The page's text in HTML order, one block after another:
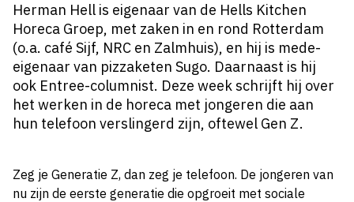
Herman Hell is eigenaar van de Hells Kitchen
Horeca Groep, met zaken in en rond Rotterdam
(o.a. café Sijf, NRC en Zalmhuis), en hij is mede-
eigenaar van pizzaketen Sugo. Daarnaast is hij
ook Entree-columnist. Deze week schrijft hij over
het werken in de horeca met jongeren die aan
hun telefoon verslingerd zijn, oftewel Gen Z.
Zeg je Generatie Z, dan zeg je telefoon. De jongeren van
nu zijn de eerste generatie die opgroeit met sociale